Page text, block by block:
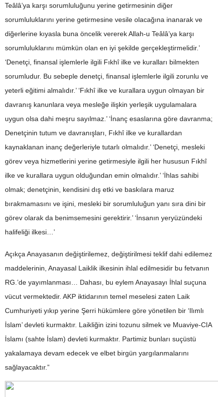
Teâlâ’ya karşı sorumluluğunu yerine getirmesinin diğer
sorumluluklarını yerine getirmesine vesile olacağına inanarak ve
diğerlerine kıyasla buna öncelik vererek Allah-u Teâlâ’ya karşı
sorumluluklarını mümkün olan en iyi şekilde gerçekleştirmelidir.’
‘Denetçi, finansal işlemlerle ilgili Fıkhî ilke ve kuralları bilmekten
sorumludur. Bu sebeple denetçi, finansal işlemlerle ilgili zorunlu ve
yeterli eğitimi almalıdır.’ ‘Fıkhî ilke ve kurallara uygun olmayan bir
davranış kanunlara veya mesleğe ilişkin yerleşik uygulamalara
uygun olsa dahi meşru sayılmaz.’ ‘İnanç esaslarına göre davranma;
Denetçinin tutum ve davranışları, Fıkhî ilke ve kurallardan
kaynaklanan inanç değerleriyle tutarlı olmalıdır.’ ‘Denetçi, mesleki
görev veya hizmetlerini yerine getirmesiyle ilgili her hususun Fıkhî
ilke ve kurallara uygun olduğundan emin olmalıdır.’ ‘İhlas sahibi
olmak; denetçinin, kendisini dış etki ve baskılara maruz
bırakmamasını ve işini, mesleki bir sorumluluğun yanı sıra dini bir
görev olarak da benimsemesini gerektirir.’ ‘İnsanın yeryüzündeki
halifeliği ilkesi…’
Açıkça Anayasanın değiştirilemez, değiştirilmesi teklif dahi edilemez
maddelerinin, Anayasal Laiklik ilkesinin ihlal edilmesidir bu fetvanın
RG.’de yayımlanması… Dahası, bu eylem Anayasayı İhlal suçuna
vücut vermektedir. AKP iktidarının temel meselesi zaten Laik
Cumhuriyeti yıkıp yerine Şerri hükümlere göre yönetilen bir ‘Ilımlı
İslam’ devleti kurmaktır. Laikliğin izini tozunu silmek ve Muaviye-CIA
İslamı (sahte İslam) devleti kurmaktır. Partimiz bunları suçüstü
yakalamaya devam edecek ve elbet birgün yargılanmalarını
sağlayacaktır.”